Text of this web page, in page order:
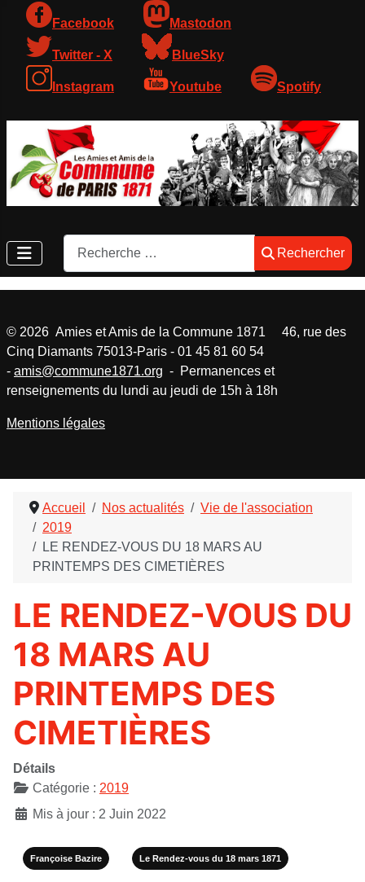
Facebook Mastodon
Twitter - X BlueSky
Instagram Youtube Spotify
Rechercher
Rechercher
Accueil Nos actualités
Vie de l'association
2019
LE RENDEZ-VOUS DU 18 MARS AU
PRINTEMPS DES CIMETIÈRES
LE RENDEZ-VOUS DU
18 MARS AU
PRINTEMPS DES
CIMETIÈRES
Détails
Catégorie : 2019
Mis à jour : 2 Juin 2022
Françoise Bazire Le Rendez-vous du 18 mars 1871
© 2026 Amies et Amis de la Commune 1871 46, rue des
Cinq Diamants 75013-Paris - 01 45 81 60 54
- amis@commune1871.org - Permanences et
renseignements du lundi au jeudi de 15h à 18h
Mentions légales